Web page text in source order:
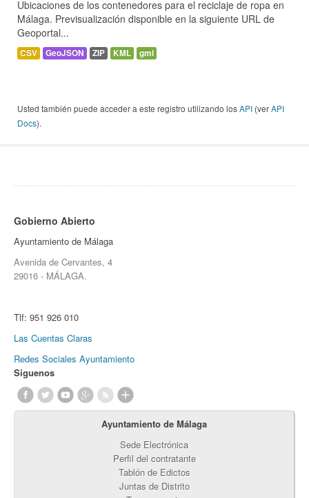
Ubicaciones de los contenedores para el reciclaje de ropa en
Málaga. Previsualización disponible en la siguiente URL de
Geoportal...
CSV GeoJSON ZIP KML gml
Usted también puede acceder a este registro utilizando losAPI (verAPI
Docs).
Gobierno Abierto
Ayuntamiento de Málaga
Avenida de Cervantes, 4
29016 - MÁLAGA.
Tlf: 951 926 010
Las Cuentas Claras
Redes Sociales Ayuntamiento
Síguenos
Ayuntamiento de Málaga
Sede Electrónica
Perfil del contratante
Tablón de Edictos
Juntas de Distrito